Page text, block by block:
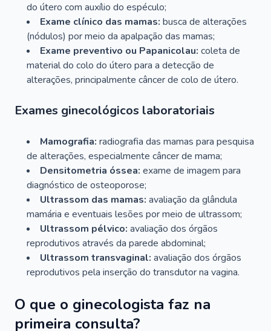
do útero com auxílio do espéculo;
Exame clínico das mamas: busca de alterações
(nódulos) por meio da apalpação das mamas;
Exame preventivo ou Papanicolau: coleta de
material do colo do útero para a detecção de
alterações, principalmente câncer de colo de útero.
Exames ginecológicos laboratoriais
Mamografia: radiografia das mamas para pesquisa
de alterações, especialmente câncer de mama;
Densitometria óssea: exame de imagem para
diagnóstico de osteoporose;
Ultrassom das mamas: avaliação da glândula
mamária e eventuais lesões por meio de ultrassom;
Ultrassom pélvico: avaliação dos órgãos
reprodutivos através da parede abdominal;
Ultrassom transvaginal: avaliação dos órgãos
reprodutivos pela inserção do transdutor na vagina.
O que o ginecologista faz na
primeira consulta?